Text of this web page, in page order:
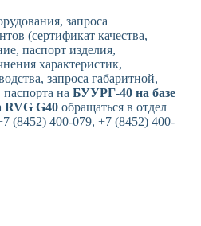
запроса
(сертификат качества,
паспорт изделия,
характеристик,
запроса габаритной,
на БУУРГ-40 на базе
RVG G40 обращаться в отдел
(8452) 400-079, +7 (8452) 400-